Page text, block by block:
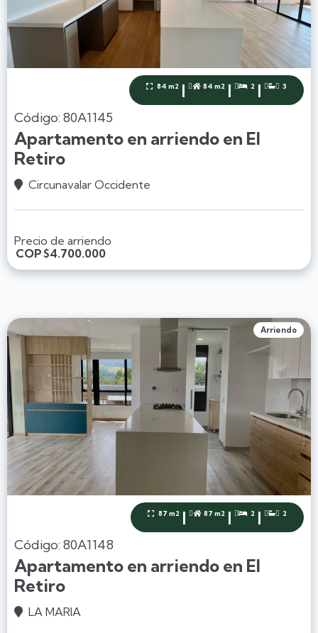
 84 m2 |  84 m2 |  2 |  3
Código: 80A1145
Apartamento en arriendo en El
Retiro
 Circunavalar Occidente
Precio de arriendo
COP$4.700.000
Arriendo
 87 m2 |  87 m2 |  2 |  2
Código: 80A1148
Apartamento en arriendo en El
Retiro
 LA MARIA